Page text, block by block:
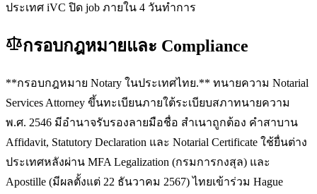
ประเทศ iVC ปิด job ภายใน 4 วันทำการ
กรอบกฎหมายและ Compliance
**กรอบกฎหมาย Notary ในประเทศไทย.** ทนายความ Notarial
Services Attorney ขึ้นทะเบียนภายใต้ระเบียบสภาทนายความ
พ.ศ. 2546 มีอำนาจรับรองลายมือชื่อ สำเนาถูกต้อง คำสาบาน
Affidavit, Statutory Declaration และ Notarial Certificate ใช้ยื่นต่าง
ประเทศหลังผ่าน MFA Legalization (กรมการกงสุล) และ
Apostille (มีผลตั้งแต่ 22 ธันวาคม 2567) ไทยเข้าร่วม Hague